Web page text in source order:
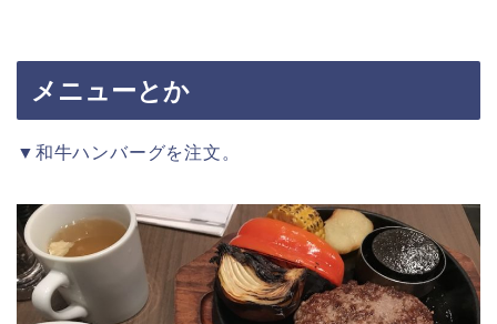
メニューとか
▼和牛ハンバーグを注文。